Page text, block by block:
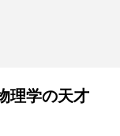
理学の天才